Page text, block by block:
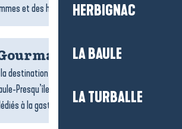
HERBIGNAC
LA BAULE
LA TURBALLE
et des hommes passionnés,...
destination autrement ? L’agenda
Presqu’île de Guérande rassemble tous
à la gastronomie et aux plaisirs de la...